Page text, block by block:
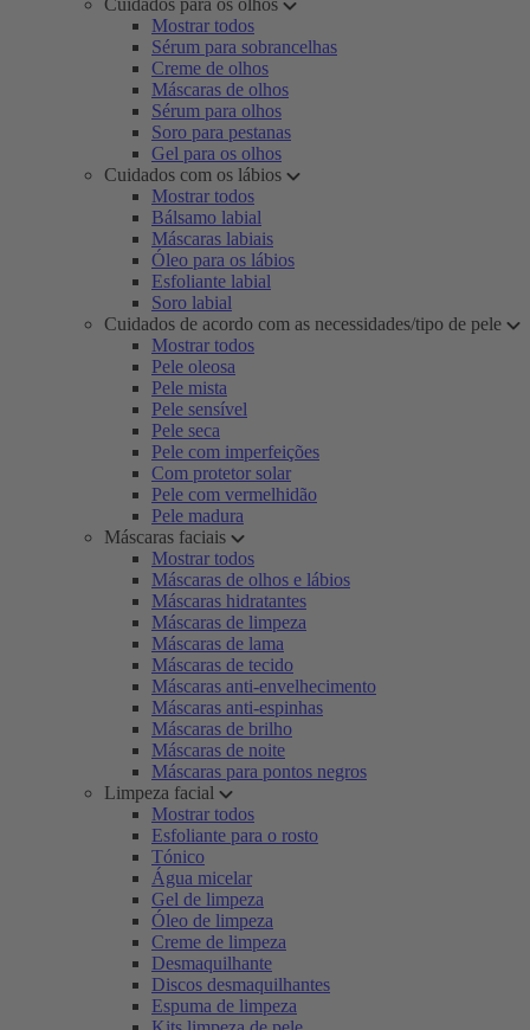
Cuidados para os olhos
Mostrar todos
Sérum para sobrancelhas
Creme de olhos
Máscaras de olhos
Sérum para olhos
Soro para pestanas
Gel para os olhos
Cuidados com os lábios
Mostrar todos
Bálsamo labial
Máscaras labiais
Óleo para os lábios
Esfoliante labial
Soro labial
Cuidados de acordo com as necessidades/tipo de pele
Mostrar todos
Pele oleosa
Pele mista
Pele sensível
Pele seca
Pele com imperfeições
Com protetor solar
Pele com vermelhidão
Pele madura
Máscaras faciais
Mostrar todos
Máscaras de olhos e lábios
Máscaras hidratantes
Máscaras de limpeza
Máscaras de lama
Máscaras de tecido
Máscaras anti-envelhecimento
Máscaras anti-espinhas
Máscaras de brilho
Máscaras de noite
Máscaras para pontos negros
Limpeza facial
Mostrar todos
Esfoliante para o rosto
Tónico
Água micelar
Gel de limpeza
Óleo de limpeza
Creme de limpeza
Desmaquilhante
Discos desmaquilhantes
Espuma de limpeza